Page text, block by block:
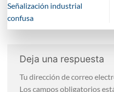
Señalización industrial
confusa
Deja una respuesta
Tu dirección de correo
Los campos obligatorios